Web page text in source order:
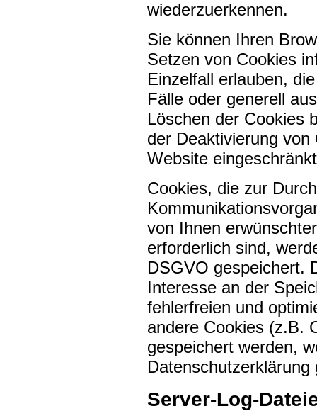
wiederzuerkennen.
Sie können Ihren
Setzen von Cookies
Einzelfall erlauben,
Fälle oder generell
Löschen der Cookies
der Deaktivierung
Website
Cookies, die zur
von Ihnen
erforderlich sind,
DSGVO gespeichert.
Interesse an der
fehlerfreien und
andere Cookies (z.B.
gespeichert werden,
Server-Log-